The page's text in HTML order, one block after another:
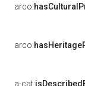
arco:
arco:
a-cat: